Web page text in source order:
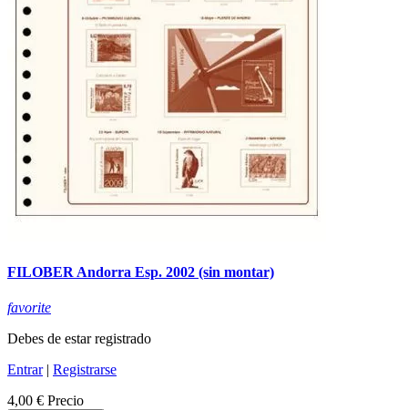
FILOBER Andorra Esp. 2002 (sin montar)
favorite
Debes de estar registrado
Entrar| Registrarse
4,00 € Precio